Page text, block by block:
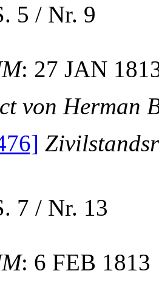
5 / Nr. 9
: 27 JAN
von Herman
7 / Nr. 13
: 6 FEB 1813